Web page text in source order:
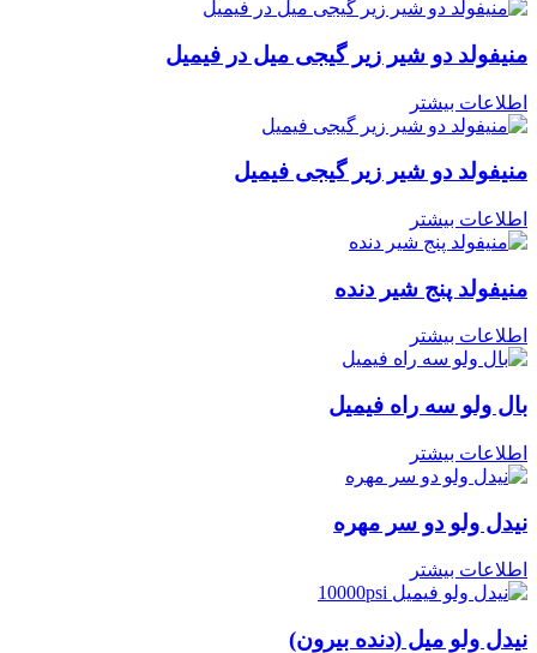
منیفولد دو شیر زیر گیجی میل در فیمیل
اطلاعات بیشتر
منیفولد دو شیر زیر گیجی فیمیل
اطلاعات بیشتر
منیفولد پنج شیر دنده
اطلاعات بیشتر
بال ولو سه راه فیمیل
اطلاعات بیشتر
نیدل ولو دو سر مهره
اطلاعات بیشتر
نیدل ولو میل (دنده بیرون)